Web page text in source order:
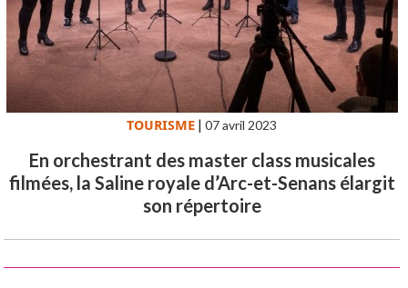
TOURISME |07 avril 2023
En orchestrant des master class musicales
filmées, la Saline royale d’Arc-et-Senans élargit
son répertoire